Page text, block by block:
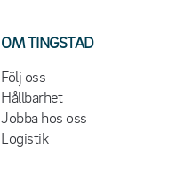
OM TINGSTAD
Följ oss
Hållbarhet
Jobba hos oss
Logistik